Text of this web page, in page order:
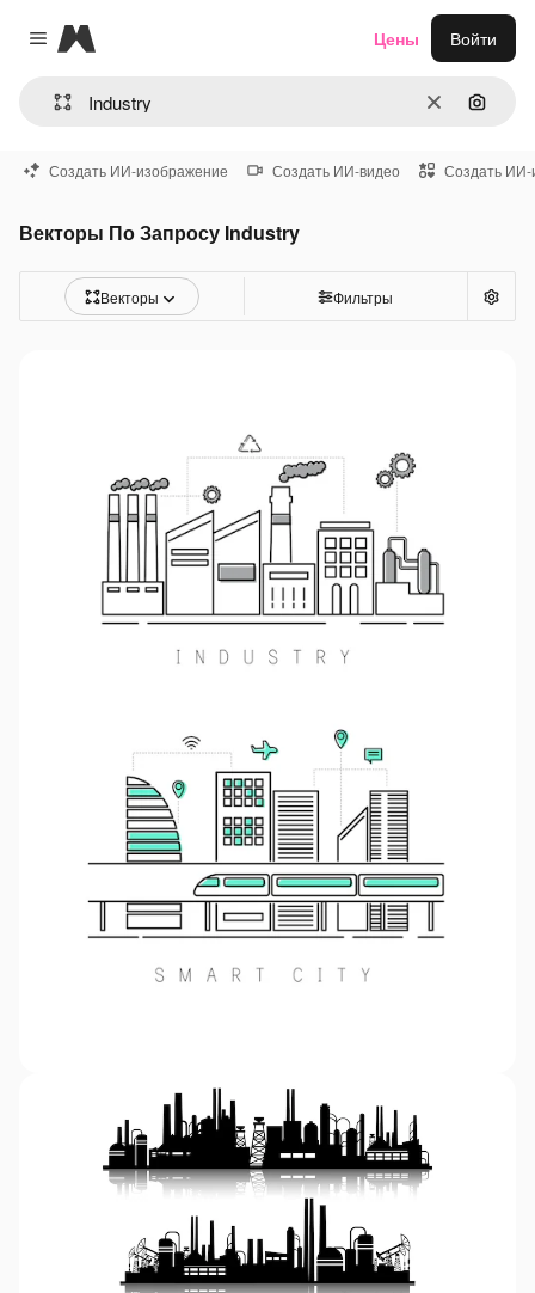
Close menu
Magnific
ОчиститьПоиск
Цены Войти
Создать ИИ-изображение Создать ИИ-видео Создать ИИ-
Векторы По Запросу Industry
Векторы Фильтры